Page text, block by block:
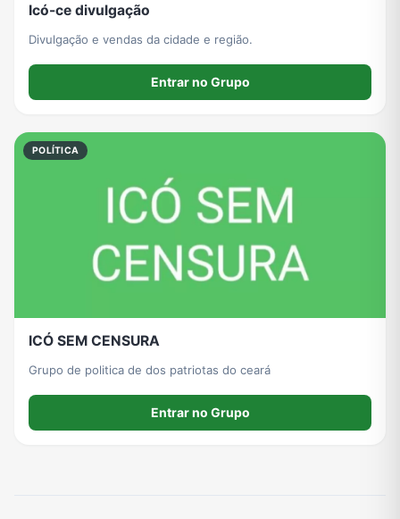
Viagem e Turismo Investimentos e Finanças Negócios & Empreendedorismo Grupos de WhatsApp Amigos
Grupos de WhatsApp Free Fire
Grupo WhatsApp Palmeiras Grupo WhatsApp BTS
Vídeos Compra e Venda Grupos de LoL no WhatsApp Grupos de Otakus no WhatsApp
Icó-ce divulgação
Divulgação e vendas da cidade e região.
Entrar no Grupo
POLÍTICA
ICÓ SEM CENSURA
Grupo de politica de dos patriotas do ceará
Entrar no Grupo